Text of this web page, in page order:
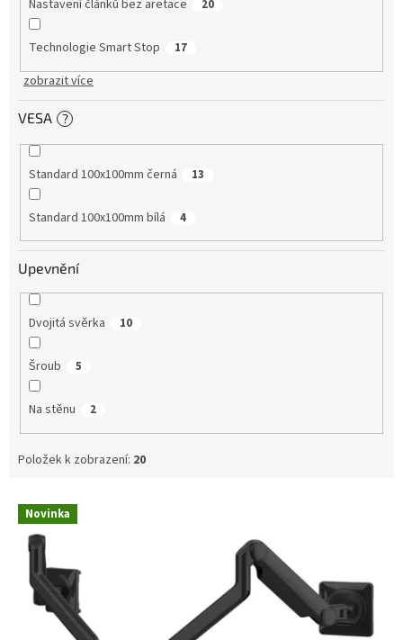
Nastavení článků bez aretace 20
Technologie Smart Stop 17
zobrazit více
VESA ?
Standard 100x100mm černá 13
Standard 100x100mm bílá 4
Upevnění
Dvojitá svěrka 10
Šroub 5
Na stěnu 2
Položek k zobrazení: 20
V Novinka